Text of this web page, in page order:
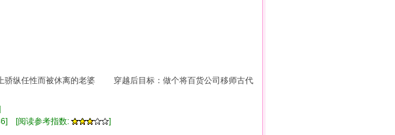
纵任性而被休离的老婆 穿越后目标：做个将百货公司移师古代
]
[阅读参考指数:
]